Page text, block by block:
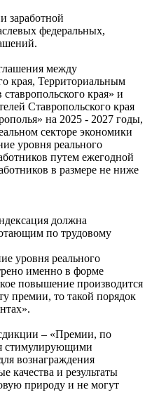
заработной
федеральных,
между
края, Территориальным
края» и
Ставропольского края
на 2025 - 2027 годы,
секторе экономики
уровня реального
путем ежегодной
в размере не ниже
должна
по трудовому
уровня реального
именно в форме
повышение производится
премии, то такой порядок
– «Премии, по
стимулирующими
вознаграждения
качества и результаты
природу и не могут